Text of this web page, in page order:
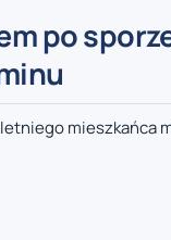
po
mieszkańca